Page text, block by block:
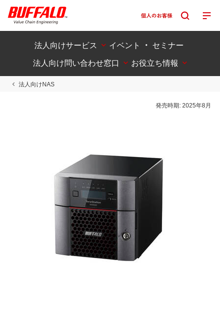
法人向けサービス
イベント ・ セミナー
法人向け問い合わせ窓口
お役立ち情報
法人向けNAS
発売時期:2025年8月